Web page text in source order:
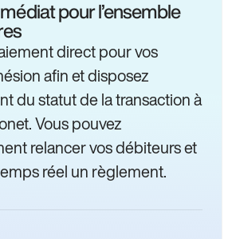
pour l’ensemble
direct pour vos
afin et disposez
du statut de la transaction à
Vous pouvez
relancer vos débiteurs et
réel un règlement.